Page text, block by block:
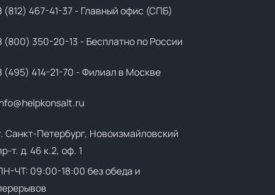
(812) 467-41-37- Главный офис (СПБ)
(800) 350-20-13 - Бесплатно по России
(495) 414-21-70 - Филиал в Москве
Санкт-Петербург, Новоизмайловский
т. д. 46 к.2, оф. 1
ЧТ: 09:00-18:00 без обеда и